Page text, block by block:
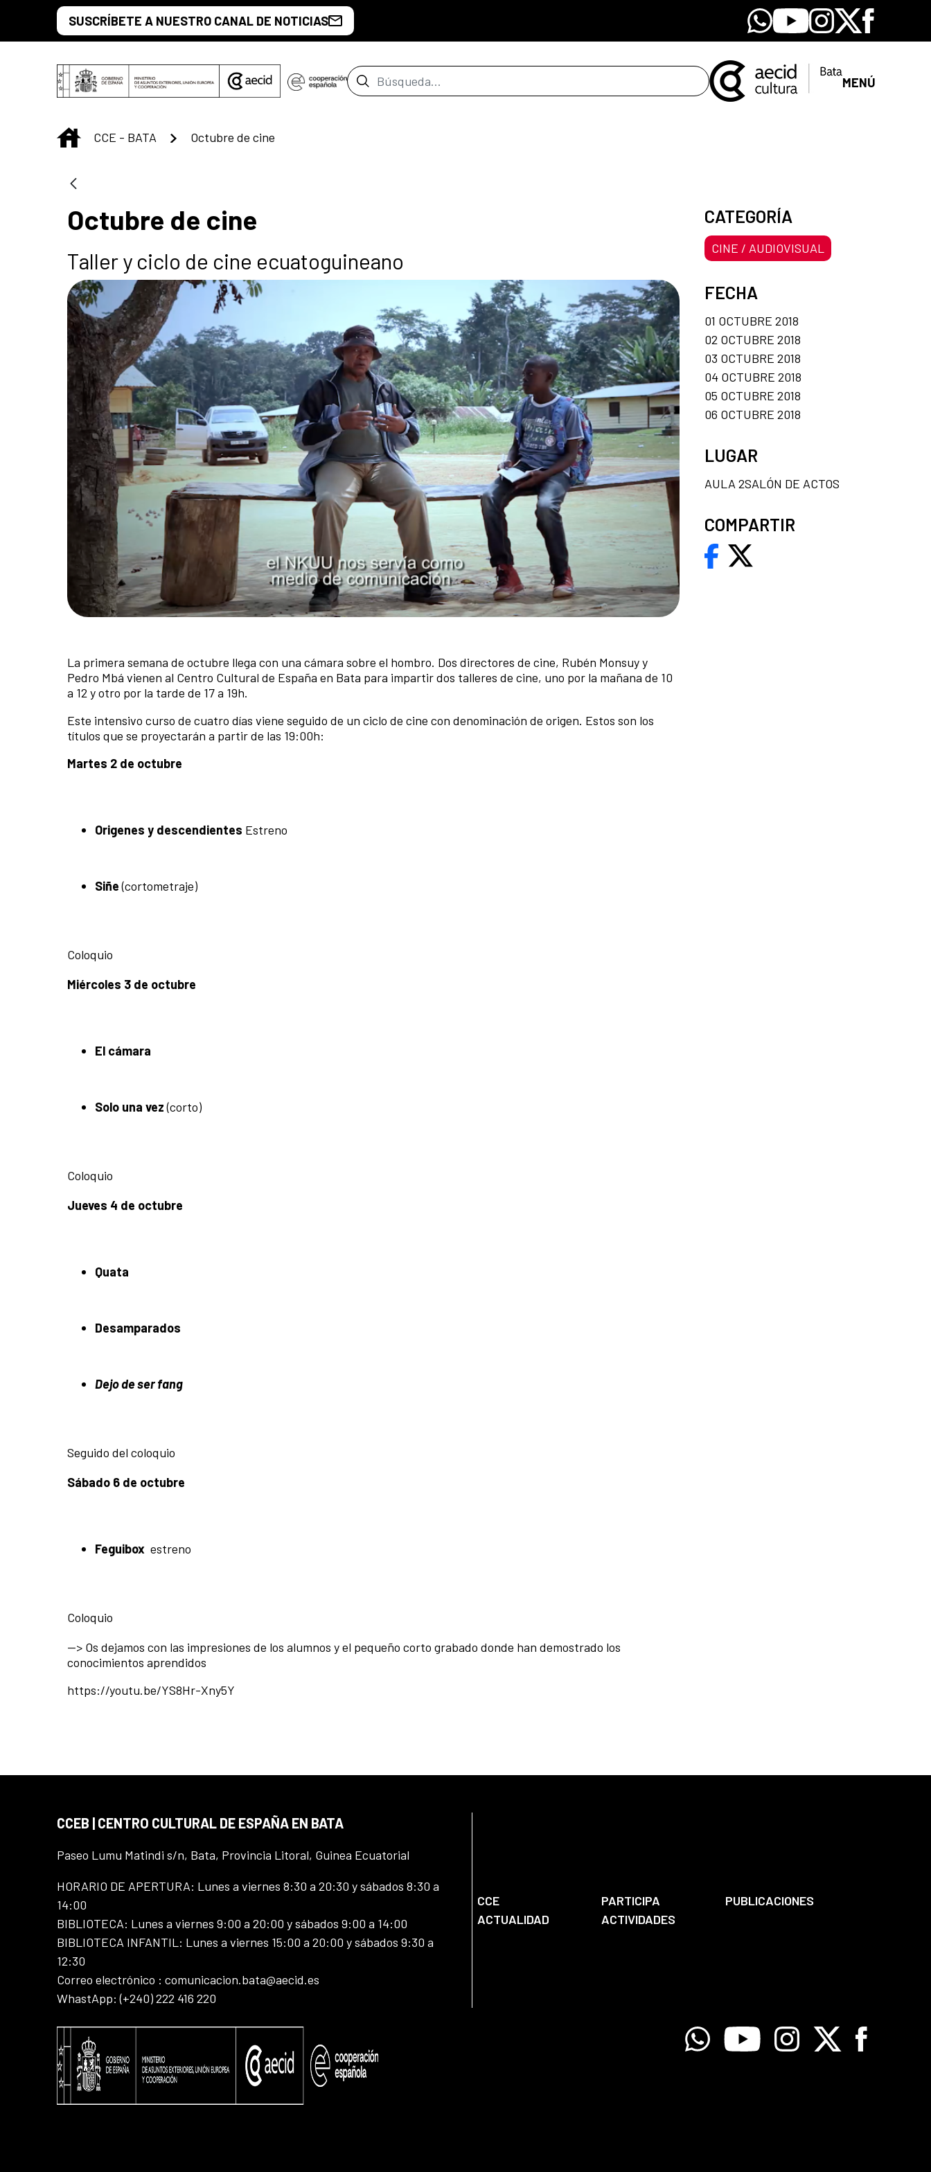
Saltar al contenido principal
SUSCRÍBETE A NUESTRO CANAL DE NOTICIAS Whatsapp
YoutubeInstagram
X Facebook
Barra de búsqueda MENÚ
INICIO
CCE - BATA Octubre de cine
Octubre de cine
Taller y ciclo de cine ecuatoguineano
La primera semana de octubre llega con una cámara sobre el hombro. Dos directores de cine, Rubén Monsuy y
Pedro Mbá vienen al Centro Cultural de España en Bata para impartir dos talleres de cine, uno por la mañana de 10
a 12 y otro por la tarde de 17 a 19h.
Este intensivo curso de cuatro días viene seguido de un ciclo de cine con denominación de origen. Estos son los
títulos que se proyectarán a partir de las 19:00h:
Martes 2 de octubre
Origenes y descendientes Estreno
Siñe(cortometraje)
Coloquio
Miércoles 3 de octubre
El cámara
Solo una vez(corto)
Coloquio
Jueves 4 de octubre
Quata
Desamparados
Dejo de ser fang
Seguido del coloquio
Sábado 6 de octubre
Feguibox estreno
Coloquio
--> Os dejamos con las impresiones de los alumnos y el pequeño corto grabado donde han demostrado los
conocimientos aprendidos
https://youtu.be/YS8Hr-Xny5Y
CATEGORÍA
CINE / AUDIOVISUAL
FECHA
01 OCTUBRE 2018
02 OCTUBRE 2018
03 OCTUBRE 2018
04 OCTUBRE 2018
05 OCTUBRE 2018
06 OCTUBRE 2018
LUGAR
AULA 2SALÓN DE ACTOS
COMPARTIR
CCEB | CENTRO CULTURAL DE ESPAÑA EN BATA
Paseo Lumu Matindi s/n, Bata, Provincia Litoral, Guinea Ecuatorial
HORARIO DE APERTURA: Lunes a viernes 8:30 a 20:30 y sábados 8:30 a
14:00
BIBLIOTECA: Lunes a viernes 9:00 a 20:00 y sábados 9:00 a 14:00
BIBLIOTECA INFANTIL: Lunes a viernes 15:00 a 20:00 y sábados 9:30 a
12:30
Correo electrónico : comunicacion.bata@aecid.es
WhastApp: (+240) 222 416 220
CCE PARTICIPA
PUBLICACIONES
ACTUALIDAD
ACTIVIDADES
WhatsappYoutube Instagram
X Facebook